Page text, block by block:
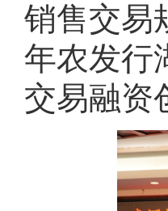
销售交易
年农发行
交易融资